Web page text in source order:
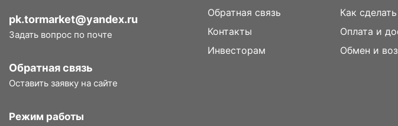
pk.tormarket@yandex.ru
Задать вопрос по почте
Обратная связь
Оставить заявку на сайте
Режим работы
Обратная связь
Контакты
Инвесторам
Как
Оплата и
Обмен и